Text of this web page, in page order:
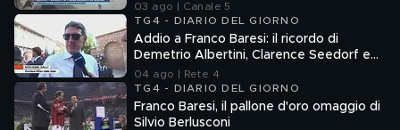
03 ago | Canale 5
TG4 - DIARIO DEL GIORNO
Addio a Franco Baresi: il ricordo di
Demetrio Albertini, Clarence Seedorf e
Giovanni Galli
04 ago | Rete 4
TG4 - DIARIO DEL GIORNO
Franco Baresi, il pallone d'oro omaggio di
Silvio Berlusconi